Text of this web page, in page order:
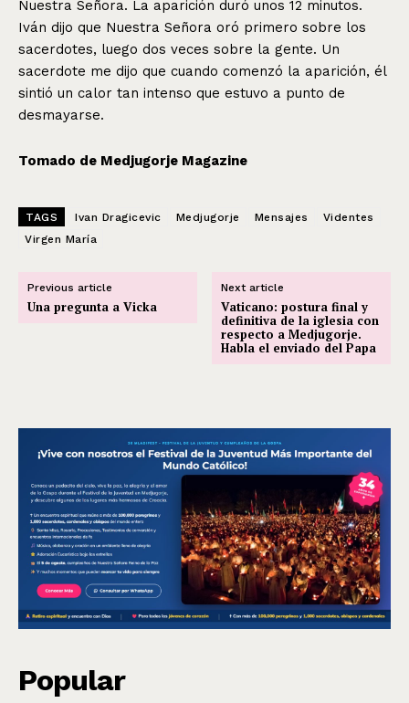
Nuestra Señora. La aparición duró unos 12 minutos.
Iván dijo que Nuestra Señora oró primero sobre los
sacerdotes, luego dos veces sobre la gente. Un
sacerdote me dijo que cuando comenzó la aparición, él
sintió un calor tan intenso que estuvo a punto de
desmayarse.
Tomado de Medjugorje Magazine
TAGS Ivan Dragicevic Medjugorje Mensajes
Videntes
Virgen María
Previous article
Una pregunta a Vicka
Next article
Vaticano: postura final y
definitiva de la iglesia con
respecto a Medjugorje.
Habla el enviado del Papa
Popular